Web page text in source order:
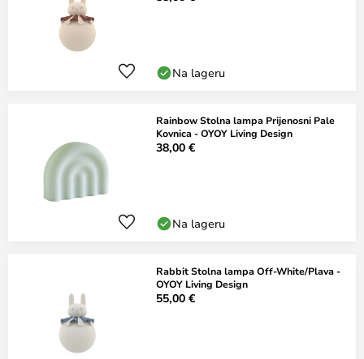
Na lageru
Rainbow Stolna lampa Prijenosni Pale
Kovnica - OYOY Living Design
38,00 €
Na lageru
Rabbit Stolna lampa Off-White/Plava -
OYOY Living Design
55,00 €